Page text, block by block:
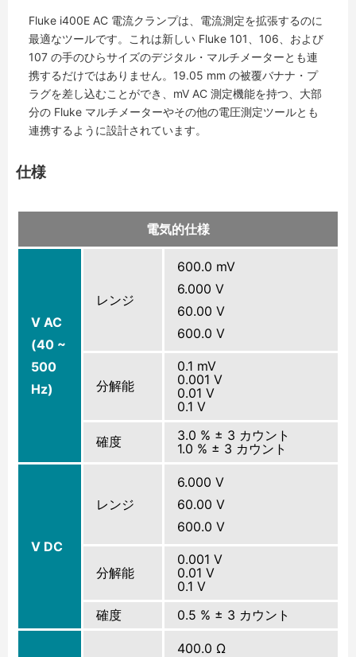
Fluke i400E AC 電流クランプは、電流測定を拡張するのに
最適なツールです。これは新しい Fluke 101、106、および
107 の手のひらサイズのデジタル・マルチメーターとも連
携するだけではありません。19.05 mm の被覆バナナ・プ
ラグを差し込むことができ、mV AC 測定機能を持つ、大部
分の Fluke マルチメーターやその他の電圧測定ツールとも
連携するように設計されています。
仕様
電気的仕様
V AC
(40 ~
500
Hz)
レンジ
600.0 mV
6.000 V
60.00 V
600.0 V
分解能
0.1 mV
0.001 V
0.01 V
0.1 V
確度
3.0 % ± 3 カウント
1.0 % ± 3 カウント
V DC
レンジ
6.000 V
60.00 V
600.0 V
分解能
0.001 V
0.01 V
0.1 V
確度
0.5 % ± 3 カウント
400.0 Ω